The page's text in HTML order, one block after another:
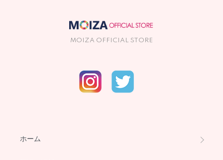
MOIZA OFFICIAL STORE
ホーム